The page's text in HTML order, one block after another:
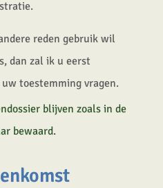
reden gebruik wil
dan zal ik u eerst
toestemming vragen.
blijven zoals in de
bewaard.